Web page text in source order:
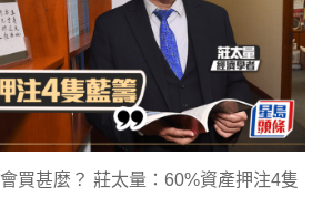
買甚麼？ 莊太量：60%資產押注4隻